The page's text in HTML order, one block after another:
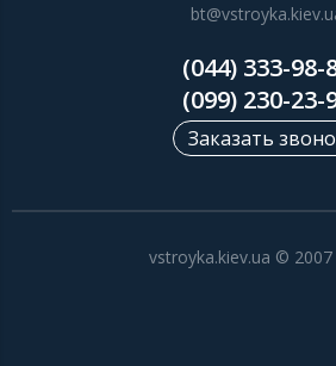
(044) 333-98-
(099) 230-23-
Заказать
vstroyka.kiev.ua © 2007